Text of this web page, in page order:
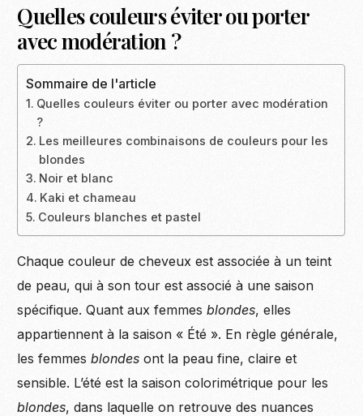
Quelles couleurs éviter ou porter
avec modération ?
Sommaire de l'article
Quelles couleurs éviter ou porter avec modération
?
Les meilleures combinaisons de couleurs pour les
blondes
Noir et blanc
Kaki et chameau
Couleurs blanches et pastel
Chaque couleur de cheveux est associée à un teint
de peau, qui à son tour est associé à une saison
spécifique. Quant aux femmesblondes, elles
appartiennent à la saison « Été ». En règle générale,
les femmesblondesont la peau fine, claire et
sensible. L’été est la saison colorimétrique pour les
blondes, dans laquelle on retrouve des nuances